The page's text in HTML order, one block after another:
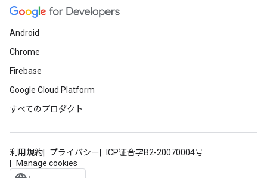
Android
Chrome
Firebase
Google Cloud Platform
すべてのプロダクト
利用規約 プライバシー
ICP证合字B2-20070004号
Manage cookies